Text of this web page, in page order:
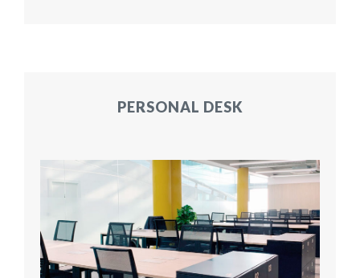
PERSONAL DESK